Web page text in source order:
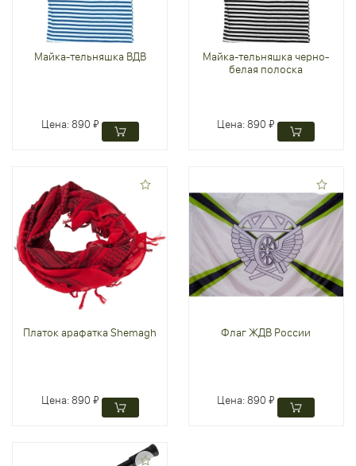
Майка-тельняшка ВДВ
Цена:890 ₽
Майка-тельняшка черно-
белая полоска
Цена:890 ₽
Платок арафатка Shemagh
Цена:890 ₽
Флаг ЖДВ России
Цена:890 ₽